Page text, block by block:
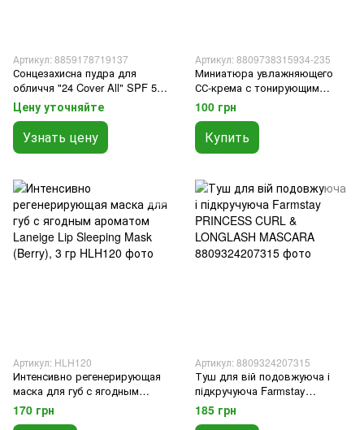
Артикул: 8859178719137
Сонцезахисна пудра для
обличчя "24 Cover All" SPF 50
PA+++ 10 гр Mistine 24 Cover
All Super Powder SPF 50
PA+++
Цену уточняйте
Узнать цену
Артикул: 8809738315934-235
Миниатюра увлажняющего
СС-крема с тонирующим
эффектом Deoproce Color
Combo Cream CC Cream (23
Sand Beige) SPF49 PA++ , 5мл
100 грн
Купить
Артикул: HLH120
Интенсивно регенерирующая
маска для губ с ягодным
ароматом Laneige Lip Sleeping
Mask (Berry), 3 гр
170 грн
Артикул: 8809324207315
Туш для вій подовжуюча і
підкручуюча Farmstay
PRINCESS CURL & LONGLASH
MASCARA
185 грн